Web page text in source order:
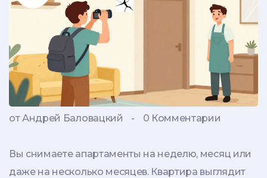
от Андрей Баловацкий - 0 Комментарии
Вы снимаете апартаменты на неделю, месяц или
даже на несколько месяцев. Квартира выглядит